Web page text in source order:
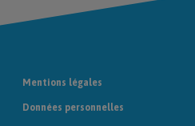
Mentions légales
Données personnelles